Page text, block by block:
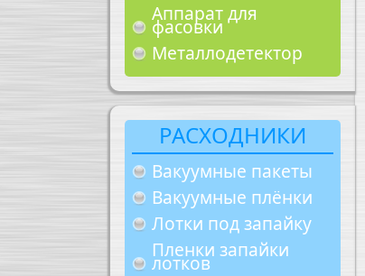
Аппарат для
фасовки
Металлодетектор
РАСХОДНИКИ
Вакуумные пакеты
Вакуумные плёнки
Лотки под запайку
Пленки запайки
лотков